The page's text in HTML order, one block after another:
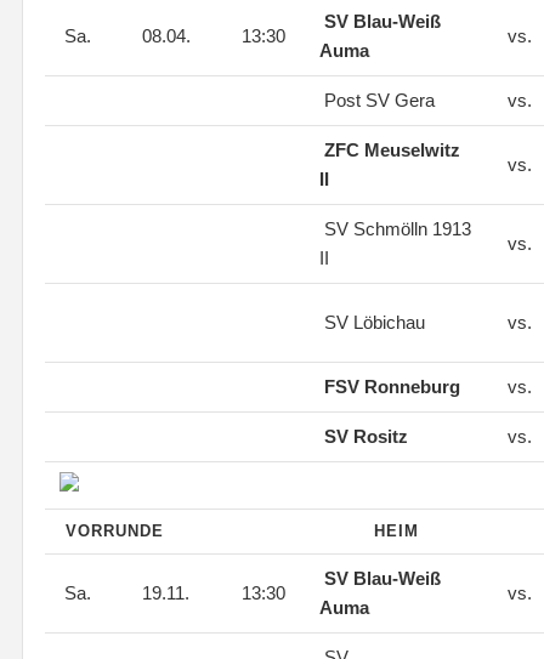
Sa. 08.04. 13:30
SV Blau-Weiß
Auma
vs.
Post SV Gera vs.
ZFC Meuselwitz
II
vs.
SV Schmölln 1913
II
vs.
SV Löbichau vs.
FSV Ronneburg vs.
SV Rositz vs.
VORRUNDE HEIM
Sa. 19.11. 13:30
SV Blau-Weiß
Auma
vs.